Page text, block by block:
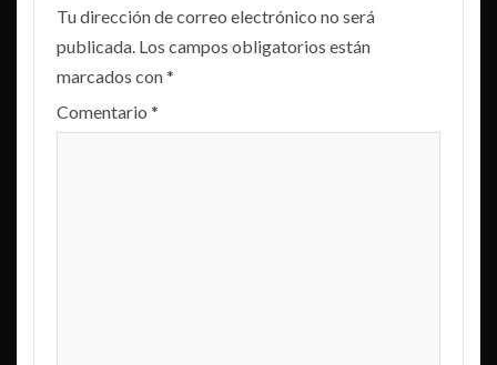
Tu dirección de correo electrónico no será
publicada. Los campos obligatorios están
marcados con*
Comentario *